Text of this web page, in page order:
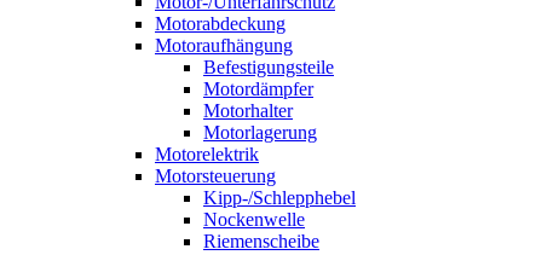
Motorabdeckung
Motoraufhängung
Befestigungsteile
Motordämpfer
Motorhalter
Motorlagerung
Motorelektrik
Motorsteuerung
Kipp-/Schlepphebel
Nockenwelle
Riemenscheibe